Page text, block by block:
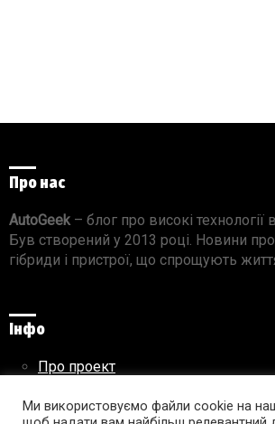
Про нас
AutoGeek – блог про високі технології
Був створений у 2013 році. Новини про
гібриди і пристрої, що спрощують
Інфо
Про проект
Правила використання матеріалів
Ми використовуємо файли cookie на